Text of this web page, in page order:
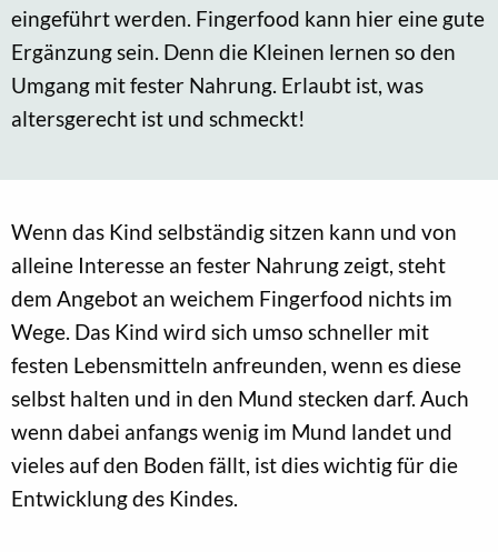
eingeführt werden. Fingerfood kann hier eine gute
Ergänzung sein. Denn die Kleinen lernen so den
Umgang mit fester Nahrung. Erlaubt ist, was
altersgerecht ist und schmeckt!
Wenn das Kind selbständig sitzen kann und von
alleine Interesse an fester Nahrung zeigt, steht
dem Angebot an weichem Fingerfood nichts im
Wege. Das Kind wird sich umso schneller mit
festen Lebensmitteln anfreunden, wenn es diese
selbst halten und in den Mund stecken darf. Auch
wenn dabei anfangs wenig im Mund landet und
vieles auf den Boden fällt, ist dies wichtig für die
Entwicklung des Kindes.